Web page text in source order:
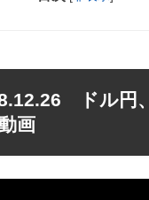
ドル円
画